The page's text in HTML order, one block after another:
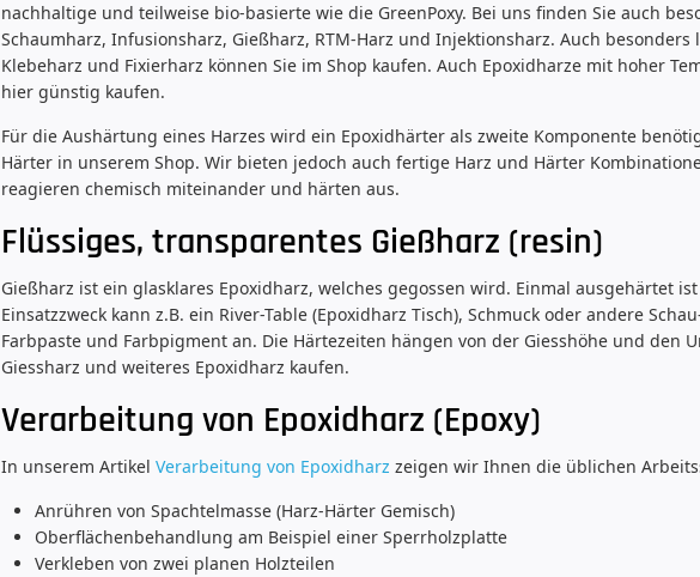
nachhaltige und teilweise bio-basierte wie die GreenPoxy. Bei uns finden Sie auch
Schaumharz, Infusionsharz, Gießharz, RTM-Harz und Injektionsharz. Auch
Klebeharz und Fixierharz können Sie im Shop kaufen. Auch Epoxidharze mit hoher
hier günstig kaufen.
Für die Aushärtung eines Harzes wird ein Epoxidhärter als zweite Komponente
Härter in unserem Shop. Wir bieten jedoch auch fertige Harz und Härter
reagieren chemisch miteinander und härten aus.
Flüssiges, transparentes Gießharz (resin)
Gießharz ist ein glasklares Epoxidharz, welches gegossen wird. Einmal ausgehärtet
Einsatzzweck kann z.B. ein River-Table (Epoxidharz Tisch), Schmuck oder andere
Farbpaste und Farbpigment an. Die Härtezeiten hängen von der Giesshöhe und den
Giessharz und weiteres Epoxidharz kaufen.
Verarbeitung von Epoxidharz (Epoxy)
In unserem Artikel Verarbeitung von Epoxidharz zeigen wir Ihnen die üblichen
Anrühren von Spachtelmasse (Harz-Härter Gemisch)
Oberflächenbehandlung am Beispiel einer Sperrholzplatte
Verkleben von zwei planen Holzteilen